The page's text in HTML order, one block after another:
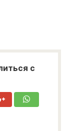
с